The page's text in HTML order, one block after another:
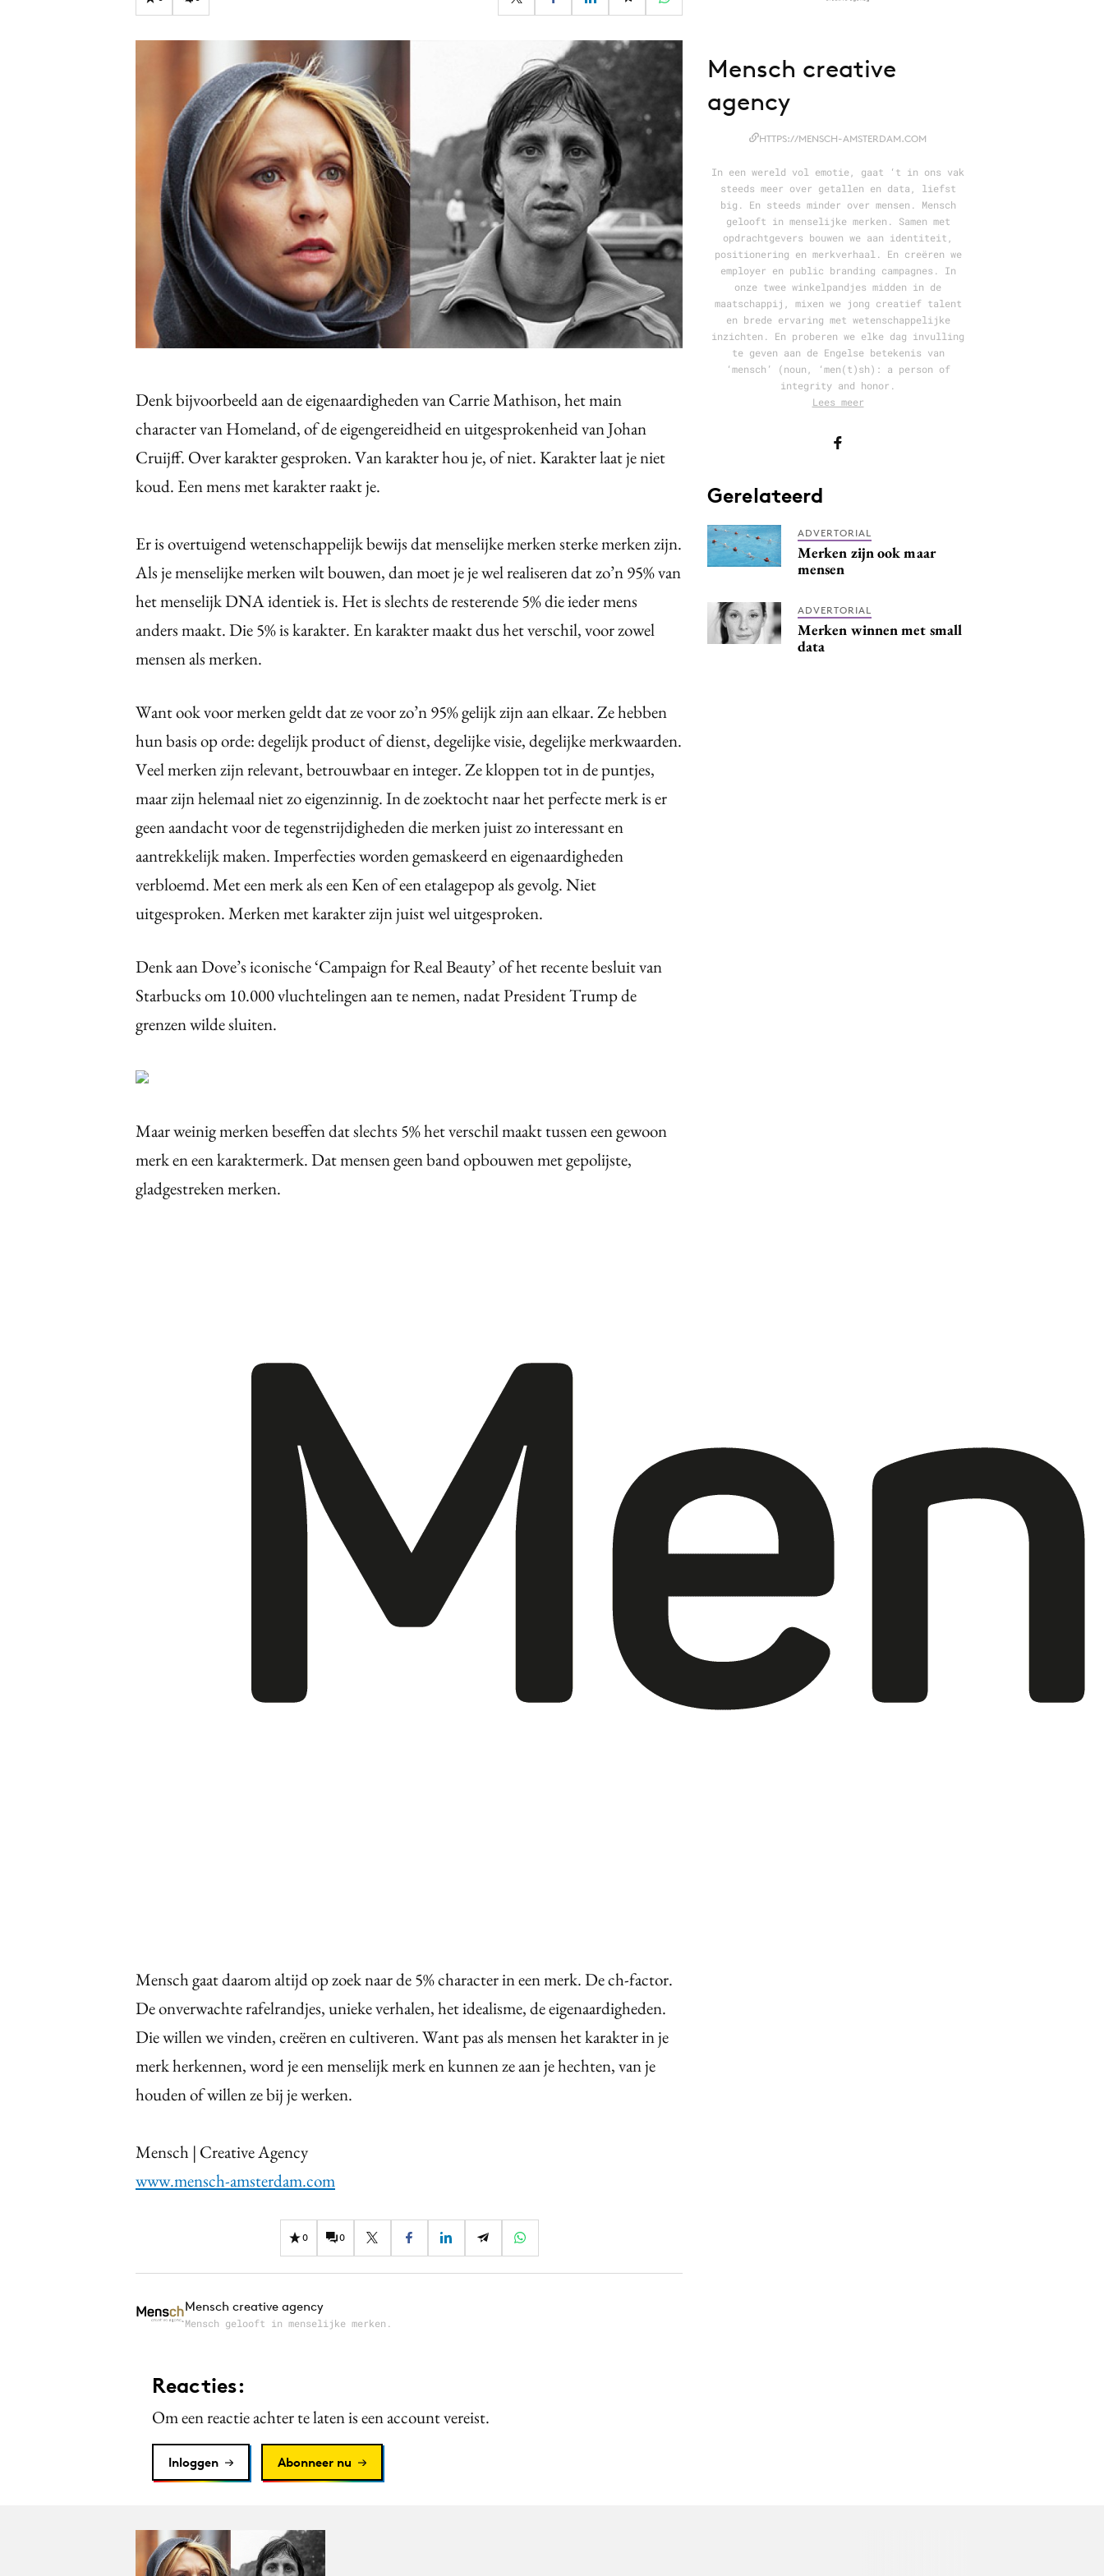
Influencer marketing
Interne communicatie
Martech
Reputatie & crisis
Denk bijvoorbeeld aan de eigenaardigheden van Carrie Mathison, hetmain
charactervan Homeland, of de eigengereidheid en uitgesprokenheid van Johan
Cruijff. Over karakter gesproken. Van karakter hou je, of niet. Karakter laat je niet
koud. Een mens met karakter raakt je.
Er is overtuigend wetenschappelijk bewijs dat menselijke merken sterke merken zijn.
Als je menselijke merken wilt bouwen, dan moet je je wel realiseren dat zo’n 95% van
het menselijk DNA identiek is. Het is slechts de resterende 5% die ieder mens
anders maakt. Die 5% is karakter. En karakter maakt dus het verschil, voor zowel
mensen als merken.
Want ook voor merken geldt dat ze voor zo’n 95% gelijk zijn aan elkaar. Ze hebben
hun basis op orde: degelijk product of dienst, degelijke visie, degelijke merkwaarden.
Veel merken zijn relevant, betrouwbaar en integer. Ze kloppen tot in de puntjes,
maar zijn helemaal niet zo eigenzinnig. In de zoektocht naar het perfecte merk is er
geen aandacht voor de tegenstrijdigheden die merken juist zo interessant en
aantrekkelijk maken. Imperfecties worden gemaskeerd en eigenaardigheden
verbloemd. Met een merk als een Ken of een etalagepop als gevolg. Niet
uitgesproken.Merken met karakter zijn juist wel uitgesproken.
Denk aan Dove’s iconische ‘Campaign for Real Beauty’ of het recente besluit van
Starbucks om 10.000 vluchtelingen aan te nemen, nadat President Trump de
grenzen wilde sluiten.
Maar weinig merken beseffen dat slechts 5% het verschil maakt tussen een gewoon
merk en een karaktermerk. Dat mensen geen band opbouwen met gepolijste,
gladgestreken merken.
Mensch gaat daarom altijd op zoek naar de 5%characterin een merk. De ch-factor.
De onverwachte rafelrandjes, unieke verhalen, het idealisme, de eigenaardigheden.
Die willen we vinden, creëren en cultiveren. Want pas als mensen het karakter in je
merk herkennen, word je een menselijk merk en kunnen ze aan je hechten, van je
houden of willen ze bij je werken.
Mensch | Creative Agency
www.mensch-amsterdam.com
0 0
Mensch creative agency
Mensch gelooft in menselijke merken.
Reacties:
Om een reactie achter te laten is een account vereist.
Inloggen Abonneer nu
Mensch creative
agency
HTTPS://MENSCH-AMSTERDAM.COM
In een wereld vol emotie, gaat ‘t in ons vak
steeds meer over getallen en data, liefst
big. En steeds minder over mensen. Mensch
gelooft in menselijke merken. Samen met
opdrachtgevers bouwen we aan identiteit,
positionering en merkverhaal. En creëren we
employer en public branding campagnes. In
onze twee winkelpandjes midden in de
maatschappij, mixen we jong creatief talent
en brede ervaring met wetenschappelijke
inzichten. En proberen we elke dag invulling
te geven aan de Engelse betekenis van
‘mensch’ (noun, ‘men(t)sh): a person of
integrity and honor.
Lees meer
Gerelateerd
ADVERTORIAL
Merken zijn ook maar
mensen
ADVERTORIAL
Merken winnen met small
data